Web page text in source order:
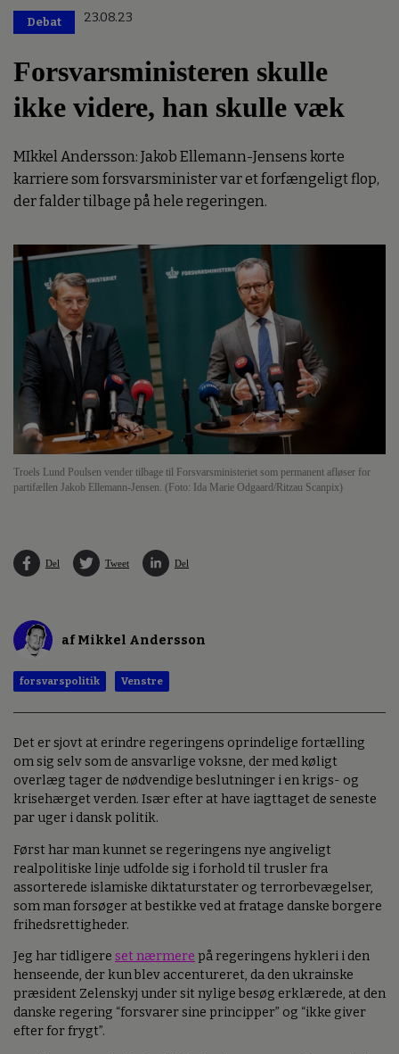
Debat 23.08.23
Forsvarsministeren skulle
ikke videre, han skulle væk
MIkkel Andersson: Jakob Ellemann-Jensens korte
karriere som forsvarsminister var et forfængeligt flop,
der falder tilbage på hele regeringen.
Troels Lund Poulsen vender tilbage til Forsvarsministeriet som permanent afløser for
partifællen Jakob Ellemann-Jensen. (Foto: Ida Marie Odgaard/Ritzau Scanpix)
Del Tweet Del
af Mikkel Andersson
forsvarspolitik Venstre
Det er sjovt at erindre regeringens oprindelige fortælling
om sig selv som de ansvarlige voksne, der med køligt
overlæg tager de nødvendige beslutninger i en krigs- og
krisehærget verden. Især efter at have iagttaget de seneste
par uger i dansk politik.
Først har man kunnet se regeringens nye angiveligt
realpolitiske linje udfolde sig i forhold til trusler fra
assorterede islamiske diktaturstater og terrorbevægelser,
som man forsøger at bestikke ved at fratage danske borgere
frihedsrettigheder.
Jeg har tidligere set nærmere på regeringens hykleri i den
henseende, der kun blev accentureret, da den ukrainske
præsident Zelenskyj under sit nylige besøg erklærede, at den
danske regering “forsvarer sine principper” og “ikke giver
efter for frygt”.